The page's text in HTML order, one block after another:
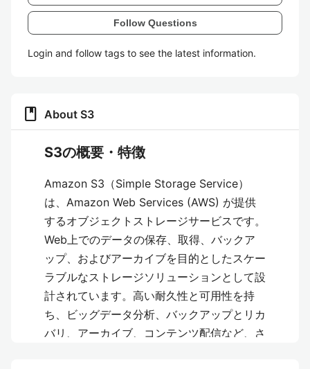
Follow Questions
Login and follow tags to see the latest information.
book About S3
S3の概要・特徴
Amazon S3（Simple Storage Service）
は、Amazon Web Services (AWS) が提供
するオブジェクトストレージサービスです。
Web上でのデータの保存、取得、バックア
ップ、およびアーカイブを目的としたスケー
ラブルなストレージソリューションとして設
計されています。高い耐久性と可用性を持
ち、ビッグデータ分析、バックアップとリカ
バリ、アーカイブ、コンテンツ配信など、さ